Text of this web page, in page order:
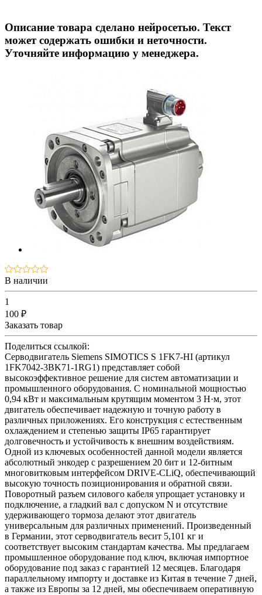
Описание товара сделано нейросетью. Текст
может содержать ошибки и неточности.
Уточняйте информацию у менеджера.
В наличии
1
100 ₽
Заказать товар
Поделиться ссылкой:
Серводвигатель Siemens SIMOTICS S 1FK7-HI (артикул
1FK7042-3BK71-1RG1) представляет собой
высокоэффективное решение для систем автоматизации и
промышленного оборудования. С номинальной мощностью
0,94 кВт и максимальным крутящим моментом 3 Н·м, этот
двигатель обеспечивает надежную и точную работу в
различных приложениях. Его конструкция с естественным
охлаждением и степенью защиты IP65 гарантирует
долговечность и устойчивость к внешним воздействиям.
Одной из ключевых особенностей данной модели является
абсолютный энкодер с разрешением 20 бит и 12-битным
многовитковым интерфейсом DRIVE-CLiQ, обеспечивающий
высокую точность позиционирования и обратной связи.
Поворотный разъем силового кабеля упрощает установку и
подключение, а гладкий вал с допуском N и отсутствие
удерживающего тормоза делают этот двигатель
универсальным для различных применений. Произведенный
в Германии, этот серводвигатель весит 5,101 кг и
соответствует высоким стандартам качества. Мы предлагаем
промышленное оборудование под ключ, включая импортное
оборудование под заказ с гарантией 12 месяцев. Благодаря
параллельному импорту и доставке из Китая в течение 7 дней,
а также из Европы за 12 дней, мы обеспечиваем оперативную